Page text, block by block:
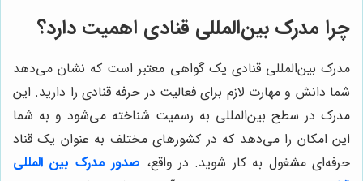
چرا مدرک بین‌المللی قنادی اهمیت دارد؟
مدرک بین‌المللی قنادی یک گواهی معتبر است که نشان می‌دهد
شما دانش و مهارت لازم برای فعالیت در حرفه قنادی را دارید. این
مدرک در سطح بین‌المللی به رسمیت شناخته می‌شود و به شما
این امکان را می‌دهد که در کشورهای مختلف به عنوان یک قناد
حرفه‌ای مشغول به کار شوید. در واقع، صدور مدرک بین المللی